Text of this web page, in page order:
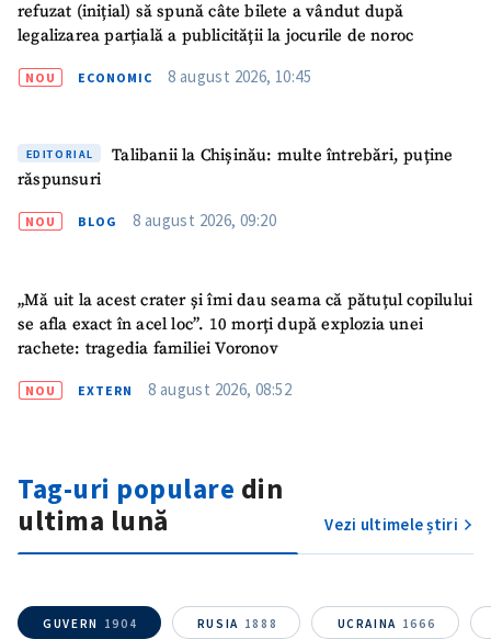
refuzat (inițial) să spună câte bilete a vândut după
legalizarea parțială a publicității la jocurile de noroc
NOU ECONOMIC 8 august 2026, 10:45
EDITORIAL
Talibanii la Chișinău: multe întrebări, puține
răspunsuri
NOU BLOG 8 august 2026, 09:20
„Mă uit la acest crater și îmi dau seama că pătuțul copilului
se afla exact în acel loc”. 10 morți după explozia unei
rachete: tragedia familiei Voronov
NOU EXTERN 8 august 2026, 08:52
Tag-uri populare din
ultima lună
Vezi ultimele știri
GUVERN 1904 RUSIA 1888 UCRAINA 1666